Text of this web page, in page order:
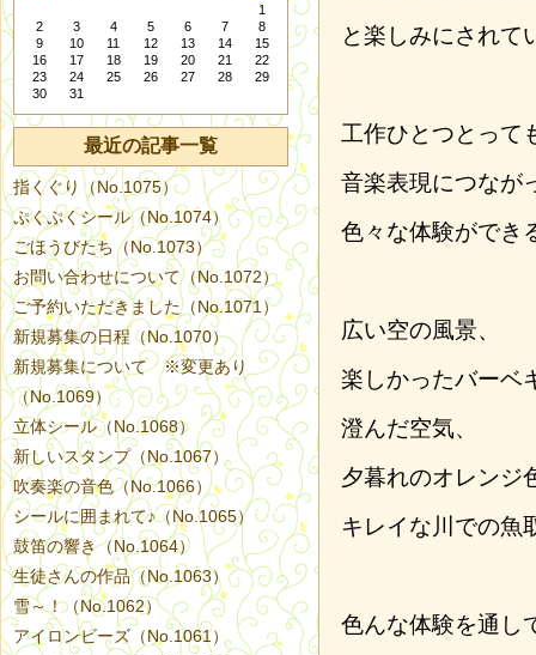
と楽しみにされて
工作ひとつとって
音楽表現につなが
色々な体験ができ
広い空の風景、
楽しかったバーベ
澄んだ空気、
夕暮れのオレンジ
キレイな川での魚
色んな体験を通し
1
2
3 4 5 6 7
8
9
10 11 12 13 14
15
16
17 18 19 20 21
22
23
24 25 26 27 28
29
30
31
最近の記事一覧
指くぐり（No.1075）
ぷくぷくシール（No.1074）
ごほうびたち（No.1073）
お問い合わせについて（No.1072）
ご予約いただきました（No.1071）
新規募集の日程（No.1070）
新規募集について ※変更あり
（No.1069）
立体シール（No.1068）
新しいスタンプ（No.1067）
吹奏楽の音色（No.1066）
シールに囲まれて♪（No.1065）
鼓笛の響き（No.1064）
生徒さんの作品（No.1063）
雪～！（No.1062）
アイロンビーズ（No.1061）